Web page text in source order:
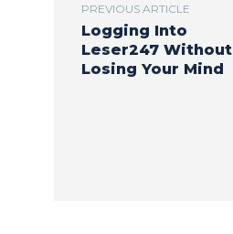
PREVIOUS ARTICLE
Logging Into
Leser247 Without
Losing Your Mind